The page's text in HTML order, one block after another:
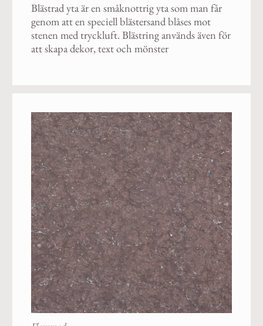
Blästrad yta är en småknottrig yta som man får
genom att en speciell blästersand blåses mot
stenen med tryckluft. Blästring används även för
att skapa dekor, text och mönster